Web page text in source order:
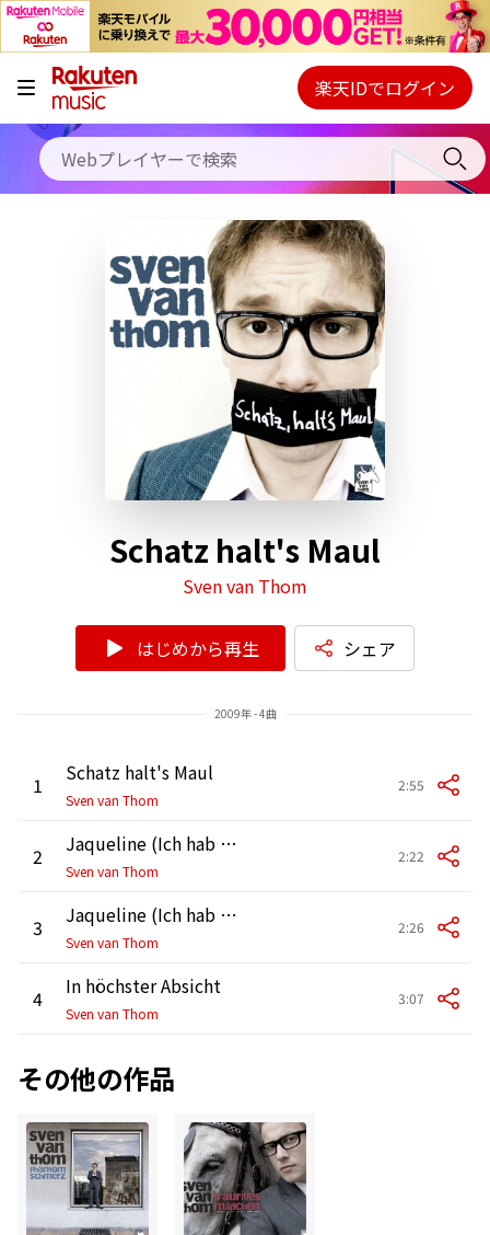
キャンペーン
料金プラン
使い方
初回30日間無料お試し
Webプレイヤー
ご契約内容の確認・変更
楽天IDでログイン
Schatz halt's Maul
Sven van Thom
はじめから再生 シェア
2009年 - 4曲
1 Schatz halt's Maul
Sven van Thom
2:55
2 Jaqueline (Ich hab Berlin gekauft) [Single Version]
Sven van Thom
2:22
3 Jaqueline (Ich hab Berlin gekauft) [Banjo Version]
Sven van Thom
2:26
4 In höchster Absicht
Sven van Thom
3:07
その他の作品